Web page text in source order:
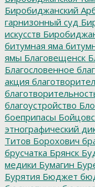
Биробиджанский
гарнизонный суд
искусств
битумная яма
ямы Благовещенск
Благословенное
акция
благоустройство
боеприпасы
этнографический
Титов Борохович
брусчатка Брянск
медики Бумагин
Бурятия Бюджет